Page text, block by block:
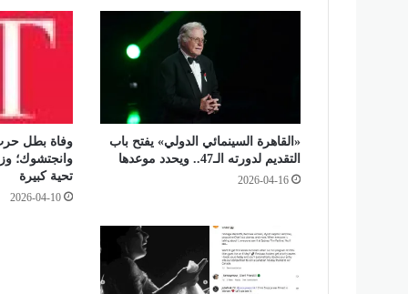
م
أ
س
ا
ل
غ
«القاهرة السينمائي الدولي» يفتح باب
التقديم لدورته الـ47.. ويحدد موعدها
2026-04-16
وفاة بطل
وانجتشوك؛
تحية كبيرة
2026-04-10